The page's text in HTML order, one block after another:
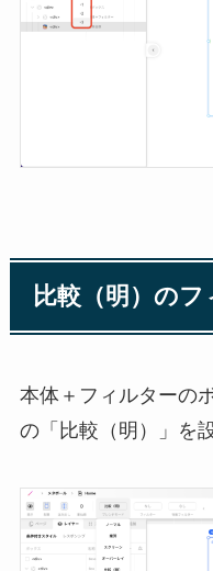
比較（明）の
本体＋フィルターの
の「比較（明）」を